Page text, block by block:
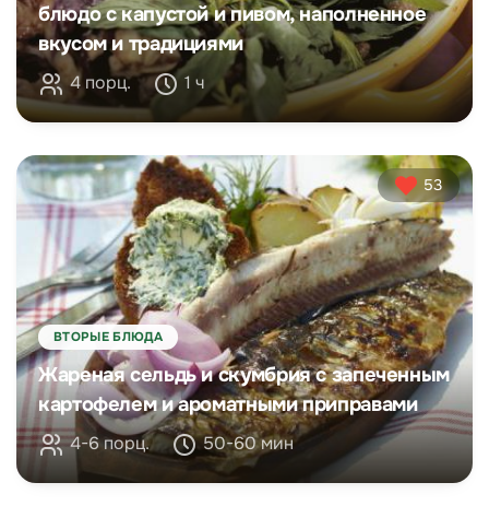
блюдо с капустой и пивом, наполненное
вкусом и традициями
4 порц. 1 ч
53
ВТОРЫЕ БЛЮДА
Жареная сельдь и скумбрия с запеченным
картофелем и ароматными приправами
4-6 порц. 50-60 мин